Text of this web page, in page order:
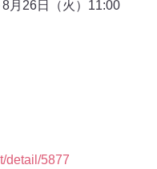
月26日（火）11:00
detail/5877